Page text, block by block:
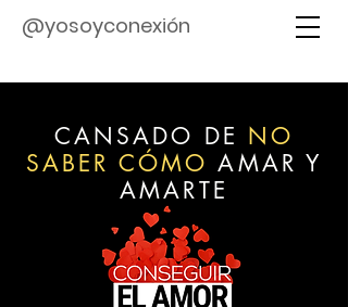
@yosoyconexión
CANSADO DE NO
SABER CÓMO AMAR Y
AMARTE